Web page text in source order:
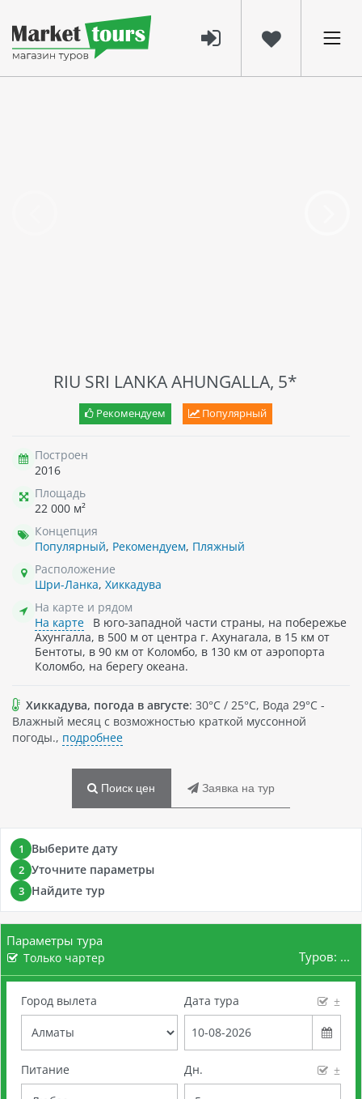
RIU SRI LANKA AHUNGALLA, 5*
Рекомендуем Популярный
Построен
2016
Площадь
22 000 м²
Концепция
Популярный, Рекомендуем, Пляжный
Расположение
Шри-Ланка, Хиккадува
На карте и рядом
На карте
В юго-западной части страны, на побережье
Ахунгалла, в 500 м от центра г. Ахунагала, в 15 км от
Бентоты, в 90 км от Коломбо, в 130 км от аэропорта
Коломбо, на берегу океана.
Хиккадува, погода в августе: 30°C / 25°C, Вода 29°C -
Влажный месяц с возможностью краткой муссонной
погоды., подробнее
Поиск цен Заявка на тур
1 Выберите дату
2 Уточните параметры
3 Найдите тур
Параметры тура
Только чартер Туров: ...
Город вылета Дата тура ±
Питание Дн. ±